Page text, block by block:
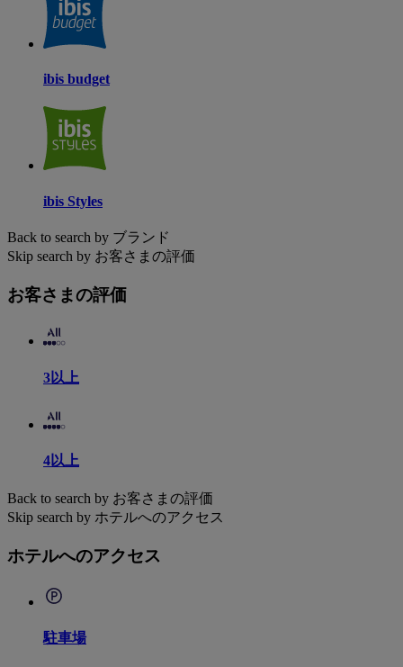
ibis budget
ibis Styles
Back to search by ブランド
Skip search by お客さまの評価
お客さまの評価
3以上
4以上
Back to search by お客さまの評価
Skip search by ホテルへのアクセス
ホテルへのアクセス
駐車場